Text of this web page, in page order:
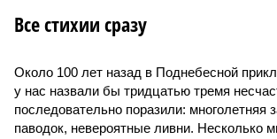
Все стихии сразу
Около 100 лет назад в Поднебесной
у нас назвали бы тридцатью тремя
последовательно поразили: многолетняя
паводок, невероятные ливни. Несколько